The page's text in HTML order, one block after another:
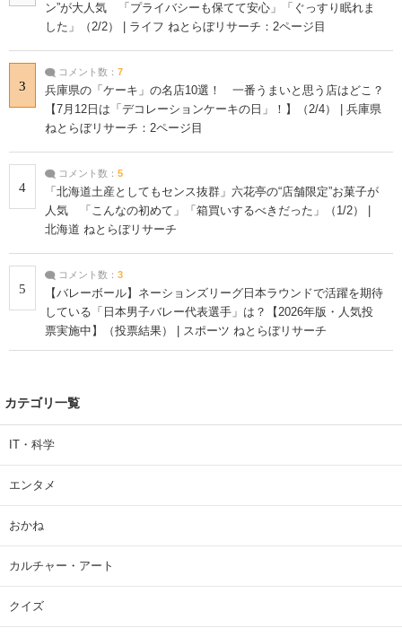
ン”が大人気 「プライバシーも保てて安心」「ぐっすり眠れま
した」（2/2） | ライフ ねとらぼリサーチ：2ページ目
3
コメント数： 7
兵庫県の「ケーキ」の名店10選！ 一番うまいと思う店はどこ？
【7月12日は「デコレーションケーキの日」！】（2/4） | 兵庫県
ねとらぼリサーチ：2ページ目
4
コメント数： 5
「北海道土産としてもセンス抜群」六花亭の“店舗限定”お菓子が
人気 「こんなの初めて」「箱買いするべきだった」（1/2） |
北海道 ねとらぼリサーチ
5
コメント数： 3
【バレーボール】ネーションズリーグ日本ラウンドで活躍を期待
している「日本男子バレー代表選手」は？【2026年版・人気投
票実施中】（投票結果） | スポーツ ねとらぼリサーチ
カテゴリ一覧
IT・科学
エンタメ
おかね
カルチャー・アート
クイズ